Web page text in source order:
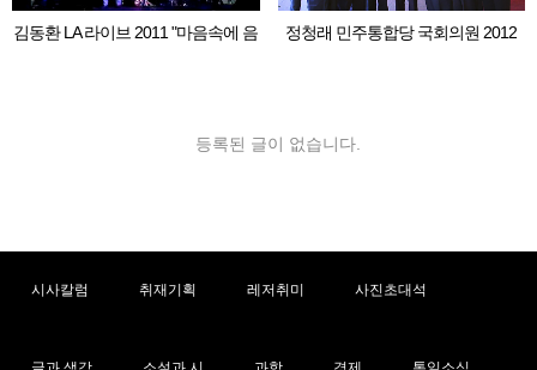
김동환 LA 라이브 2011 "마음속에 음
정청래 민주통합당 국회의원 2012
등록된 글이 없습니다.
시사칼럼 취재기획 레저취미 사진초대석